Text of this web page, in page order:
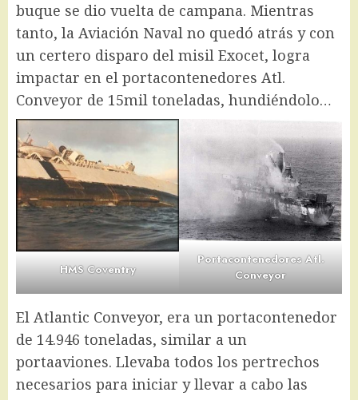
buque se dio vuelta de campana. Mientras
tanto, la Aviación Naval no quedó atrás y con
un certero disparo del misil Exocet, logra
impactar en el portacontenedores Atl.
Conveyor de 15mil toneladas, hundiéndolo…
HMS Coventry
Portacontenedores Atl.
Conveyor
El Atlantic Conveyor, era un portacontenedor
de 14.946 toneladas, similar a un
portaaviones. Llevaba todos los pertrechos
necesarios para iniciar y llevar a cabo las